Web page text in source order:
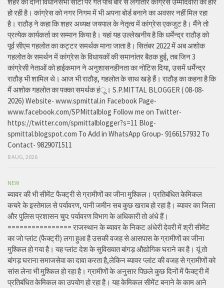
हो रही है। कांग्रेस को नगर निगम में भी अपना बोर्ड बनाने का अवसर नहीं मिल रहा
है। राठौड़ ने कहा कि शहर अध्यक्ष जयपाल के नेतृत्व में कांग्रेस एकजुट है। मैंने तो
प्रत्येक कार्यकर्ता का सम्मान किया है। यहां यह उल्लेखनीय है कि धर्मेन्द्र राठौड़ को
पूर्व सीएम गहलोत का कट्टर समर्थक माना जाता है। सितंबर 2022 में अब अशोक
गहलोत के समर्थन में कांग्रेस के विधायकों की समानांतर बैठक हुई, तब जिन 3
कांग्रेसी नेताओं को हाईकमान ने अनुशासनहीनता का नोटिस दिया, उसमें धर्मेन्द्र
राठौड़ भी शामिल थे। आज भी राठौड़, गहलोत के साथ खड़े हैं। राठौड़ का कहना है कि
मैं अशोक गहलोत का पक्का समर्थक हंू। S.P.MITTAL BLOGGER ( 08-08-
2026) Website- www.spmittal.in Facebook Page-
www.facebook.com/SPMittalblog Follow me on Twitter-
https://twitter.com/spmittalblogger?s=11 Blog-
spmittal.blogspot.com To Add in WhatsApp Group- 9166157932 To
Contact- 9829071511
8 AUG, 2026
NEW
ब्यावर की भी सीमेंट फैक्ट्री से ग्रामीणों का जीना मुश्किल। प्रतिबंधित केमिकल
कचरे के इस्तेमाल से पर्यावरण, पानी जमीन सब कुछ खराब हो रहा है। ब्यावर का जिला
और पुलिस प्रशासन चुप: पर्यावरण विभाग के अधिकारी तो अंधे हैं।
================ राजस्थान के ब्यावर के निकट अंधेरी देवरी में श्री सीमेंट
का जो प्लांट (फैक्ट्री) लगा हुआ है उसकी वजह से आसपास के ग्रामीणों का जीना
मुश्किल हो गया है। यह प्लांट देश के सुविख्यात बांगड़ औद्योगिक घराने का है। यूं तो
बांगड़ घराना समाजसेवा का दावा करता है,लेकिन ब्यावर प्लांट की वजह से ग्रामीणों को
सांस लेना भी मुश्किल हो रहा है। ग्रामीणों के अनुसार पिछले कुछ दिनों में फैक्ट्री में
प्रतिबंधित केमिकल का उपयोग हो रहा है। यह केमिकल सीमेंट बनाने के काम आने